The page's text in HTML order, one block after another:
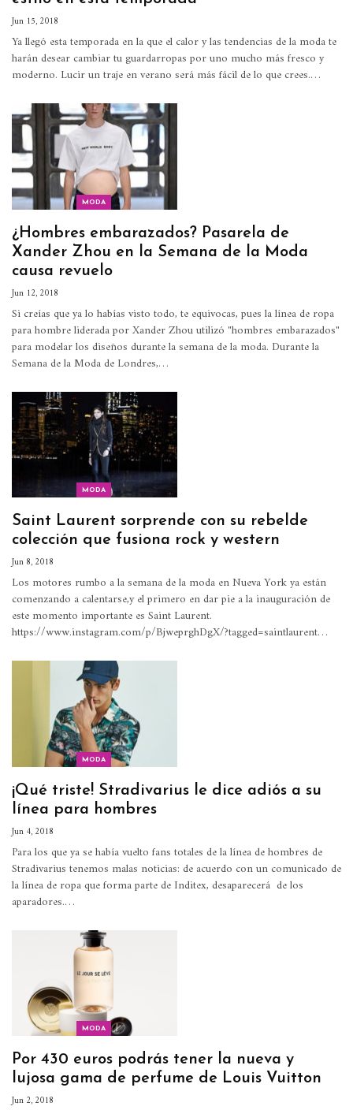
Jun 15, 2018
Ya llegó esta temporada en la que el calor y las tendencias de la moda te
harán desear cambiar tu guardarropas por uno mucho más fresco y
moderno. Lucir un traje en verano será más fácil de lo que crees.…
MODA
¿Hombres embarazados? Pasarela de
Xander Zhou en la Semana de la Moda
causa revuelo
Jun 12, 2018
Si creías que ya lo habías visto todo, te equivocas, pues la línea de ropa
para hombre liderada por Xander Zhou utilizó "hombres embarazados"
para modelar los diseños durante la semana de la moda. Durante la
Semana de la Moda de Londres,…
MODA
Saint Laurent sorprende con su rebelde
colección que fusiona rock y western
Jun 8, 2018
Los motores rumbo a la semana de la moda en Nueva York ya están
comenzando a calentarse,y el primero en dar pie a la inauguración de
este momento importante es Saint Laurent.
https://www.instagram.com/p/BjweprghDgX/?tagged=saintlaurent…
MODA
¡Qué triste! Stradivarius le dice adiós a su
línea para hombres
Jun 4, 2018
Para los que ya se había vuelto fans totales de la línea de hombres de
Stradivarius tenemos malas noticias: de acuerdo con un comunicado de
la línea de ropa que forma parte de Inditex, desaparecerá de los
aparadores.…
MODA
Por 430 euros podrás tener la nueva y
lujosa gama de perfume de Louis Vuitton
Jun 2, 2018